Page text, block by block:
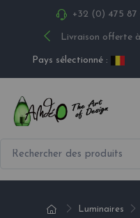
+32 (0) 475 87
Livraison offerte
Pays sélectionné :
Luminaires